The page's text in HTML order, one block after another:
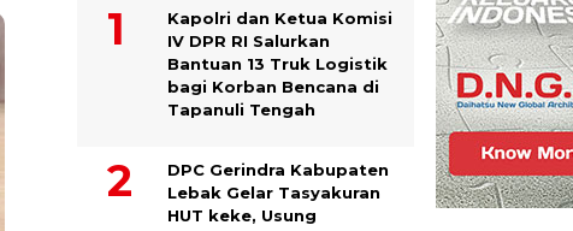
Kapolri dan Ketua Komisi
IV DPR RI Salurkan
Bantuan 13 Truk Logistik
bagi Korban Bencana di
Tapanuli Tengah
DPC Gerindra Kabupaten
Lebak Gelar Tasyakuran
HUT keke, Usung